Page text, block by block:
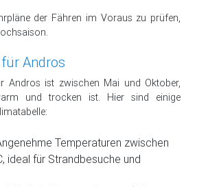
der Fähren im Voraus zu prüfen,
Andros
Andros ist zwischen Mai und Oktober,
und trocken ist. Hier sind einige
Temperaturen zwischen
ideal für Strandbesuche und